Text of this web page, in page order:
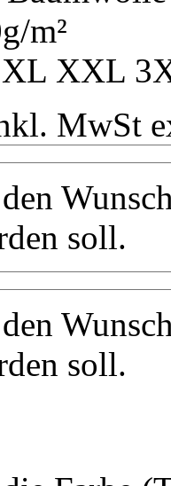
m²
XL XXL
MwSt
soll.
soll.